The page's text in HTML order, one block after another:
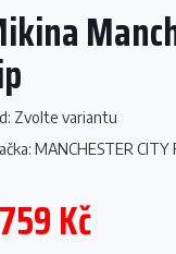
Zvolte variantu
MANCHESTER CITY
Kč